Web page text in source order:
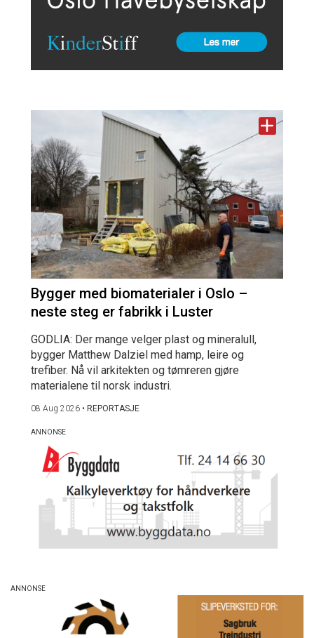
Bygger med biomaterialer i Oslo –
neste steg er fabrikk i Luster
GODLIA: Der mange velger plast og mineralull,
bygger Matthew Dalziel med hamp, leire og
trefiber. Nå vil arkitekten og tømreren gjøre
materialene til norsk industri.
08 Aug 2026 • REPORTASJE